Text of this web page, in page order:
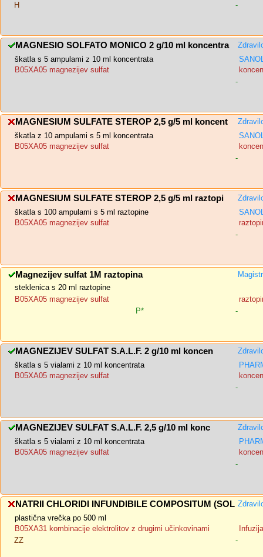
H
-
MAGNESIO SOLFATO MONICO 2 g/10 ml koncentra
škatla s 5 ampulami z 10 ml koncentrata
B05XA05 magnezijev sulfat
-
MAGNESIUM SULFATE STEROP 2,5 g/5 ml koncent
škatla z 10 ampulami s 5 ml koncentrata
B05XA05 magnezijev sulfat
-
MAGNESIUM SULFATE STEROP 2,5 g/5 ml raztopi
škatla s 100 ampulami s 5 ml raztopine
B05XA05 magnezijev sulfat
-
Magnezijev sulfat 1M raztopina
steklenica s 20 ml raztopine
B05XA05 magnezijev sulfat
P*
-
MAGNEZIJEV SULFAT S.A.L.F. 2 g/10 ml koncen
škatla s 5 vialami z 10 ml koncentrata
B05XA05 magnezijev sulfat
-
MAGNEZIJEV SULFAT S.A.L.F. 2,5 g/10 ml konc
škatla s 5 vialami z 10 ml koncentrata
B05XA05 magnezijev sulfat
-
NATRII CHLORIDI INFUNDIBILE COMPOSITUM (SOL
plastična vrečka po 500 ml
B05XA31 kombinacije elektrolitov z drugimi učinkovinami
Infuzija
ZZ
-